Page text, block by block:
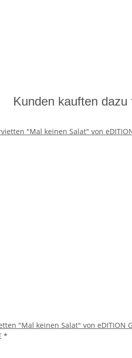
Kunden kauften dazu
"Mal keinen Salat" von eDITION
*